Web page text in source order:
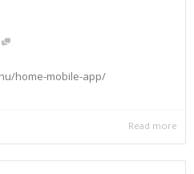
home-mobile-app/
Read more